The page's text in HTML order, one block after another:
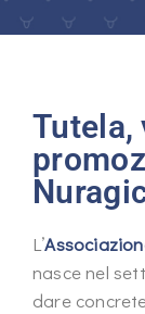
Tutela,
L’
nasce nel
dare